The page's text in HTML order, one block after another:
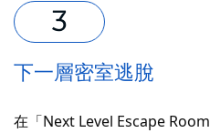
下一層密室逃脫
在「Next Level Escape